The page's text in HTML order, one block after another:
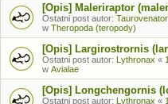
[Opis] Maleriraptor
Ostatni post autor: Taurovenator
w Theropoda (teropody)
[Opis] Largirostrornis
Ostatni post autor: Lythronax «
w Avialae
[Opis] Longchengornis
Ostatni post autor: Lythronax «